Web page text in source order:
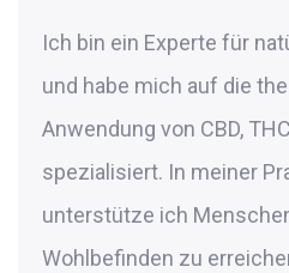
Ich bin ein Experte für
und habe mich auf die
Anwendung von CBD,
spezialisiert. In meiner
unterstütze ich
Wohlbefinden zu